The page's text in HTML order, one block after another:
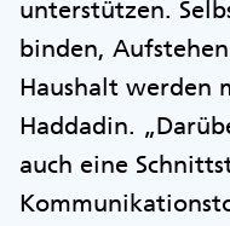
unterstützen.
binden,
Haushalt werden
Haddadin.
auch eine